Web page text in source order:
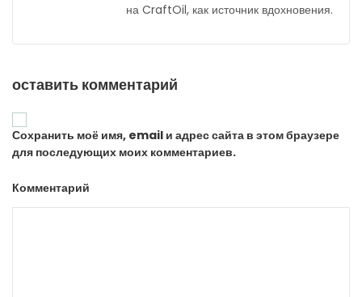
на CraftOil, как источник вдохновения.
оставить комментарий
Сохранить моё имя, email и адрес сайта в этом браузере
для последующих моих комментариев.
Комментарий